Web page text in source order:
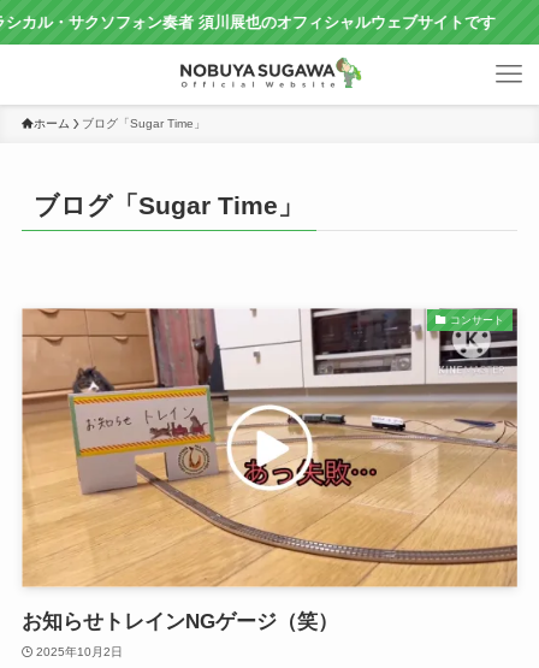
クソフォン奏者 須川展也のオフィシャルウェブサイトです
ホーム ブログ「Sugar Time」
ブログ「Sugar Time」
コンサート
お知らせトレインNGゲージ（笑）
2025年10月2日